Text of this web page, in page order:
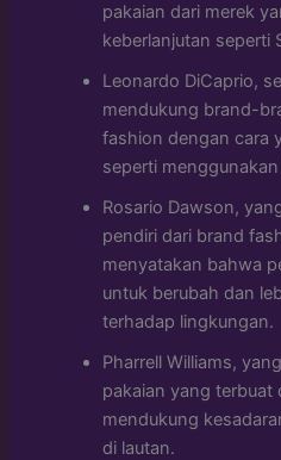
pakaian dari merek
keberlanjutan seperti
Leonardo DiCaprio,
mendukung brand-
fashion dengan cara
seperti
Rosario Dawson,
pendiri dari brand
menyatakan bahwa
untuk berubah dan
terhadap lingkungan.
Pharrell Williams,
pakaian yang terbuat
mendukung
di lautan.